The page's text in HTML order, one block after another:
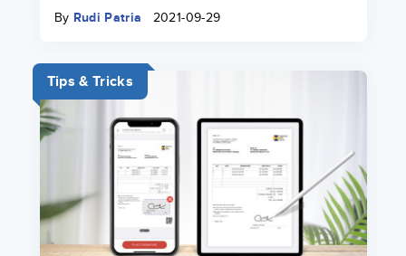
By Rudi Patria 2021-09-29
Tips & Tricks